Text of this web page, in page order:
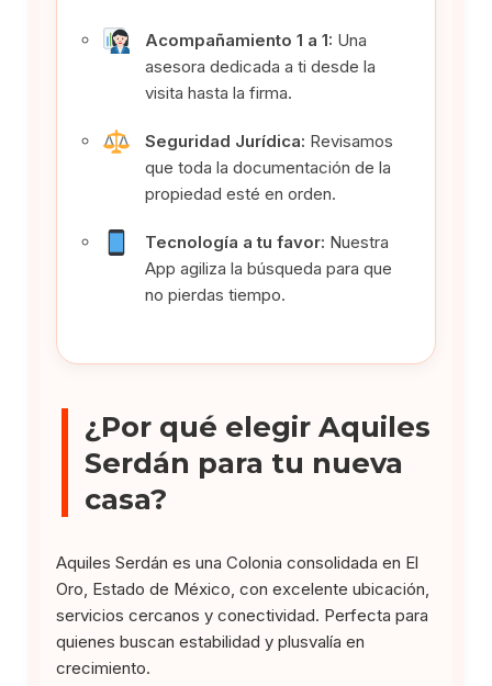
Acompañamiento 1 a 1: Una
asesora dedicada a ti desde la
visita hasta la firma.
Seguridad Jurídica: Revisamos
que toda la documentación de la
propiedad esté en orden.
Tecnología a tu favor: Nuestra
App agiliza la búsqueda para que
no pierdas tiempo.
¿Por qué elegir Aquiles
Serdán para tu nueva
casa?
Aquiles Serdán es una Colonia consolidada en El
Oro, Estado de México, con excelente ubicación,
servicios cercanos y conectividad. Perfecta para
quienes buscan estabilidad y plusvalía en
crecimiento.